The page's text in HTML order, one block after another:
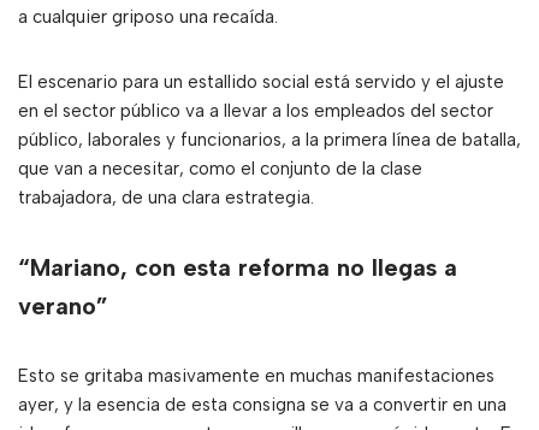
a cualquier griposo una recaída.
El escenario para un estallido social está servido y el ajuste
en el sector público va a llevar a los empleados del sector
público, laborales y funcionarios, a la primera línea de batalla,
que van a necesitar, como el conjunto de la clase
trabajadora, de una clara estrategia.
“Mariano, con esta reforma no llegas a
verano”
Esto se gritaba masivamente en muchas manifestaciones
ayer, y la esencia de esta consigna se va a convertir en una